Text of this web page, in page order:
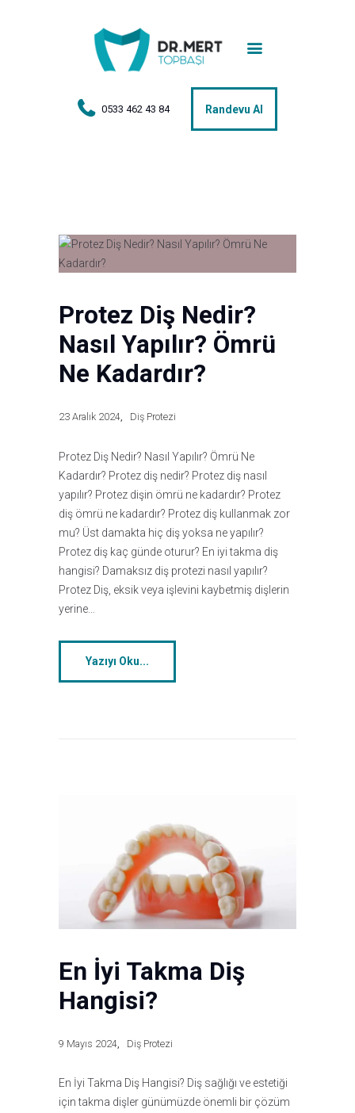
0533 462 43 84 Randevu Al
Anasayfa
Tedaviler
Hakkımda
İletişim
Protez Diş Nedir?
Nasıl Yapılır? Ömrü
Ne Kadardır?
23 Aralık 2024 Diş Protezi
Protez Diş Nedir? Nasıl Yapılır? Ömrü Ne
Kadardır? Protez diş nedir? Protez diş nasıl
yapılır? Protez dişin ömrü ne kadardır? Protez
diş ömrü ne kadardır? Protez diş kullanmak zor
mu? Üst damakta hiç diş yoksa ne yapılır?
Protez diş kaç günde oturur? En iyi takma diş
hangisi? Damaksız diş protezi nasıl yapılır?
Protez Diş, eksik veya işlevini kaybetmiş dişlerin
yerine…
Yazıyı Oku...
En İyi Takma Diş
Hangisi?
9 Mayıs 2024 Diş Protezi
En İyi Takma Diş Hangisi? Diş sağlığı ve estetiği
için takma dişler günümüzde önemli bir çözüm